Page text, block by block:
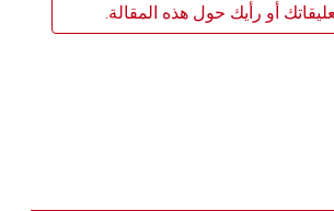
أو رأيك حول هذه المقالة.